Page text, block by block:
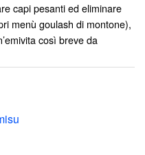
capi pesanti ed eliminare
menù goulash di montone),
così breve da